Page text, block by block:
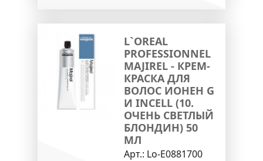
L`OREAL
PROFESSIONNEL
MAJIREL - КРЕМ-
КРАСКА ДЛЯ
ВОЛОС ИОНЕН G
И INCELL (10.
ОЧЕНЬ СВЕТЛЫЙ
БЛОНДИН) 50
МЛ
Арт.: Lo-E0881700